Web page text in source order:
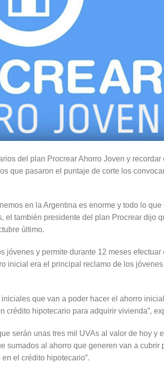
del plan Procrear Ahorro Joven y recordar
que pasaron el puntaje de corte los
en la Argentina es enorme y todo lo
el también presidente del plan Procrear dijo
último.
jóvenes y permite durante 12 meses
inicial era el principal reclamo de los
que van a poder hacer el ahorro
crédito hipotecario para adquirir vivienda”,
serán unas tres mil UVAs al valor de hoy y
sumados al ahorro que generen van a cubrir
el crédito hipotecario”.